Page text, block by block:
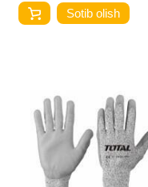
Sotib olish